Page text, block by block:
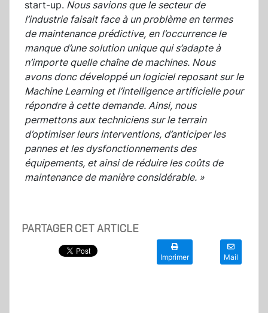
start-up. Nous savions que le secteur de
l’industrie faisait face à un problème en termes
de maintenance prédictive, en l’occurrence le
manque d’une solution unique qui s’adapte à
n’importe quelle chaîne de machines. Nous
avons donc développé un logiciel reposant sur le
Machine Learning et l’intelligence artificielle pour
répondre à cette demande. Ainsi, nous
permettons aux techniciens sur le terrain
d’optimiser leurs interventions, d’anticiper les
pannes et les dysfonctionnements des
équipements, et ainsi de réduire les coûts de
maintenance de manière considérable. »
PARTAGER CET ARTICLE
Imprimer Mail